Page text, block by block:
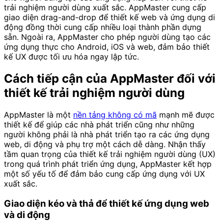
trải nghiệm người dùng xuất sắc. AppMaster cung cấp
giao diện drag-and-drop để thiết kế web và ứng dụng di
động đồng thời cung cấp nhiều loại thành phần dựng
sẵn. Ngoài ra, AppMaster cho phép người dùng tạo các
ứng dụng thực cho Android, iOS và web, đảm bảo thiết
kế UX được tối ưu hóa ngay lập tức.
Cách tiếp cận của AppMaster đối với
thiết kế trải nghiệm người dùng
AppMaster là một nền tảng không có mã mạnh mẽ được
thiết kế để giúp các nhà phát triển cũng như những
người không phải là nhà phát triển tạo ra các ứng dụng
web, di động và phụ trợ một cách dễ dàng. Nhận thấy
tầm quan trọng của thiết kế trải nghiệm người dùng (UX)
trong quá trình phát triển ứng dụng, AppMaster kết hợp
một số yếu tố để đảm bảo cung cấp ứng dụng với UX
xuất sắc.
Giao diện kéo và thả để thiết kế ứng dụng web
và di động